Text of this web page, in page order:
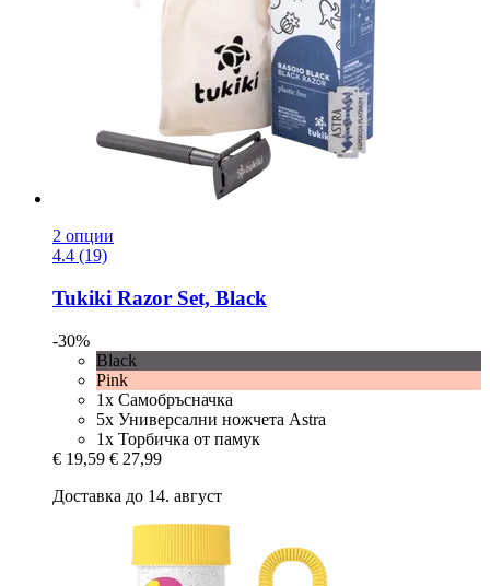
2 опции
4.4 (19)
Tukiki Razor Set, Black
-30%
Black
Pink
1x Самобръсначка
5x Универсални ножчета Astra
1x Торбичка от памук
€ 19,59 € 27,99
Доставка до 14. август